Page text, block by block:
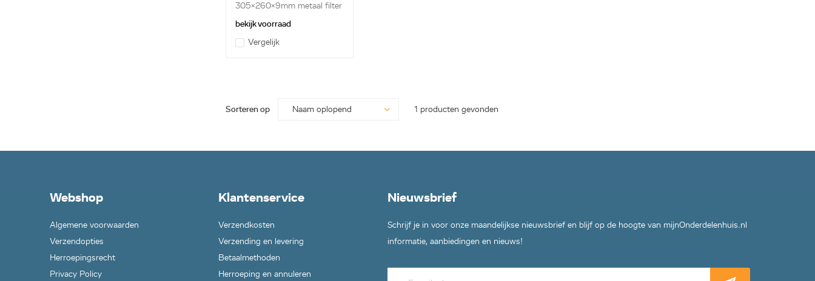
305x260x9mm metaal filter
bekijk voorraad
Vergelijk
Sorteren op 1 producten gevonden
Webshop
Algemene voorwaarden
Verzendopties
Herroepingsrecht
Privacy Policy
Klantenservice
Verzendkosten
Verzending en levering
Betaalmethoden
Herroeping en annuleren
Nieuwsbrief
Schrijf je in voor onze maandelijkse nieuwsbrief en blijf op de hoogte van mijnOnderdelenhuis.nl
informatie, aanbiedingen en nieuws!